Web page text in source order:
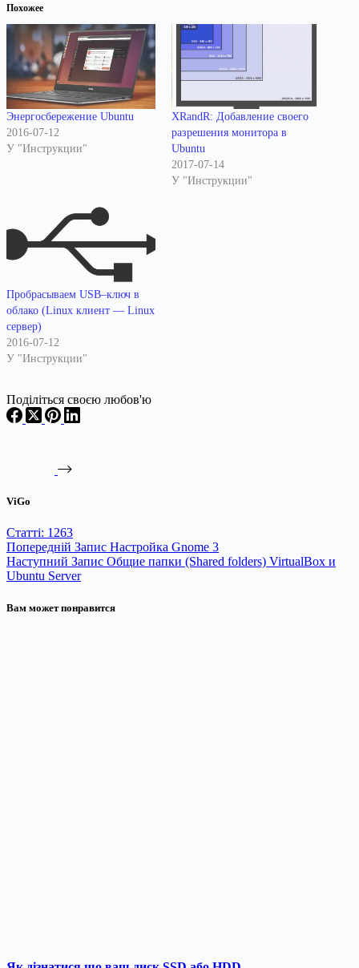
Похожее
Энергосбережение Ubuntu
2016-07-12
У "Инструкции"
XRandR: Добавление своего
разрешения монитора в
Ubuntu
2017-07-14
У "Инструкции"
Пробрасываем USB–ключ в
облако (Linux клиент — Linux
сервер)
2016-07-12
У "Инструкции"
Поділіться своєю любов'ю
ViGo
Статті: 1263
Попередній Запис Настройка Gnome 3
Наступний Запис Общие папки (Shared folders) VirtualBox и
Ubuntu Server
Вам может понравится